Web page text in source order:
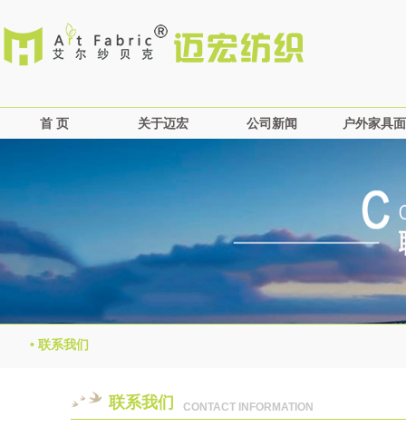
首 页 关于迈宏 公司新闻 户外家具
营销网络
涤纶
混织
• 联系我们
联系我们 CONTACT INFORMATION